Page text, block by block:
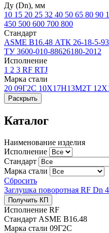
Ду (Dn), мм
10 15 20 25 32 40 50 65 80 90
450 500 600 700 800
Стандарт
ASME В16.48 АТК 26-18-5-93
ТУ 3600-010-88626180-2012
Исполнение
1 2 3 RF RTJ
Марка стали
20 09Г2С 10Х17Н13М2Т
Раскрыть
Каталог
Наименование изделия
Исполнение
Стандарт
Марка стали
Сбросить
Заглушка поворотная RF Dn
Получить КП
Исполнение RF
Стандарт ASME В16.48
Марка стали 09Г2С